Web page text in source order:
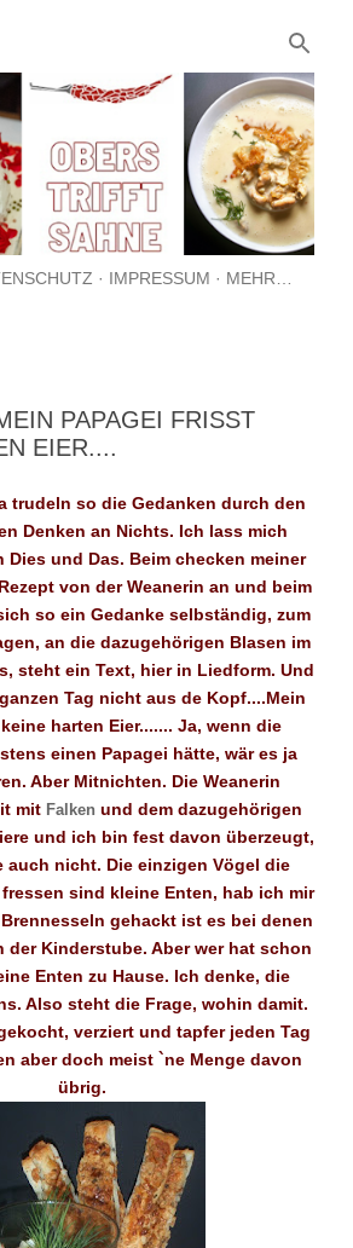
IMPRESSUM MEHR…
PAPAGEI FRISST
EIER....
trudeln so die Gedanken durch den
Denken an Nichts. Ich lass mich
Dies und Das. Beim checken meiner
von der Weanerin an und beim
so ein Gedanke selbständig, zum
an die dazugehörigen Blasen im
steht ein Text, hier in Liedform. Und
Tag nicht aus de Kopf....Mein
harten Eier....... Ja, wenn die
einen Papagei hätte, wär es ja
Aber Mitnichten. Die Weanerin
mit Falken und dem dazugehörigen
und ich bin fest davon überzeugt,
auch nicht. Die einzigen Vögel die
sind kleine Enten, hab ich mir
gehackt ist es bei denen
der Kinderstube. Aber wer hat schon
Enten zu Hause. Ich denke, die
Also steht die Frage, wohin damit.
verziert und tapfer jeden Tag
aber doch meist `ne Menge davon
übrig.